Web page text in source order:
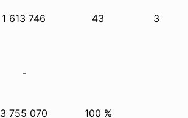
1 613 746 43 3
-
3 755 070 100 %